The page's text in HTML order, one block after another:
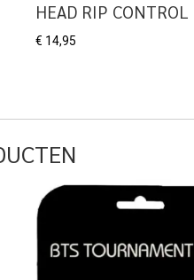
HEAD RIP CONTROL
€ 14,95